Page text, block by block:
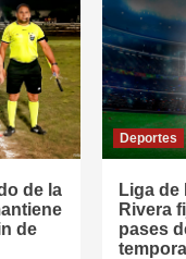
de la
de
Deportes
Liga de
Rivera
pases